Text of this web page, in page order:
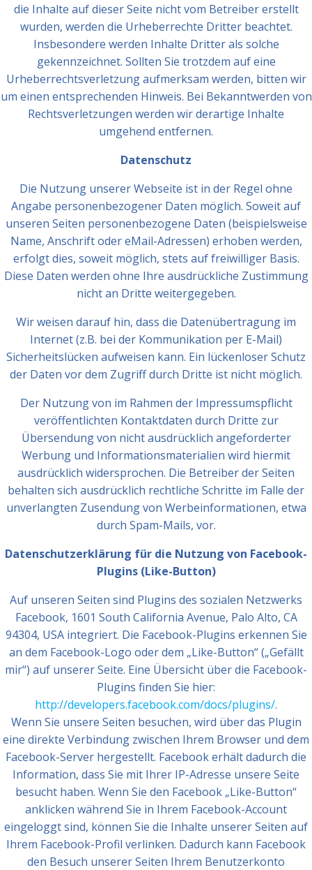
die Inhalte auf dieser Seite nicht vom Betreiber erstellt
wurden, werden die Urheberrechte Dritter beachtet.
Insbesondere werden Inhalte Dritter als solche
gekennzeichnet. Sollten Sie trotzdem auf eine
Urheberrechtsverletzung aufmerksam werden, bitten wir
um einen entsprechenden Hinweis. Bei Bekanntwerden von
Rechtsverletzungen werden wir derartige Inhalte
umgehend entfernen.
Datenschutz
Die Nutzung unserer Webseite ist in der Regel ohne
Angabe personenbezogener Daten möglich. Soweit auf
unseren Seiten personenbezogene Daten (beispielsweise
Name, Anschrift oder eMail-Adressen) erhoben werden,
erfolgt dies, soweit möglich, stets auf freiwilliger Basis.
Diese Daten werden ohne Ihre ausdrückliche Zustimmung
nicht an Dritte weitergegeben.
Wir weisen darauf hin, dass die Datenübertragung im
Internet (z.B. bei der Kommunikation per E-Mail)
Sicherheitslücken aufweisen kann. Ein lückenloser Schutz
der Daten vor dem Zugriff durch Dritte ist nicht möglich.
Der Nutzung von im Rahmen der Impressumspflicht
veröffentlichten Kontaktdaten durch Dritte zur
Übersendung von nicht ausdrücklich angeforderter
Werbung und Informationsmaterialien wird hiermit
ausdrücklich widersprochen. Die Betreiber der Seiten
behalten sich ausdrücklich rechtliche Schritte im Falle der
unverlangten Zusendung von Werbeinformationen, etwa
durch Spam-Mails, vor.
Datenschutzerklärung für die Nutzung von Facebook-
Plugins (Like-Button)
Auf unseren Seiten sind Plugins des sozialen Netzwerks
Facebook, 1601 South California Avenue, Palo Alto, CA
94304, USA integriert. Die Facebook-Plugins erkennen Sie
an dem Facebook-Logo oder dem „Like-Button“ („Gefällt
mir“) auf unserer Seite. Eine Übersicht über die Facebook-
Plugins finden Sie hier:
http://developers.facebook.com/docs/plugins/.
Wenn Sie unsere Seiten besuchen, wird über das Plugin
eine direkte Verbindung zwischen Ihrem Browser und dem
Facebook-Server hergestellt. Facebook erhält dadurch die
Information, dass Sie mit Ihrer IP-Adresse unsere Seite
besucht haben. Wenn Sie den Facebook „Like-Button“
anklicken während Sie in Ihrem Facebook-Account
eingeloggt sind, können Sie die Inhalte unserer Seiten auf
Ihrem Facebook-Profil verlinken. Dadurch kann Facebook
den Besuch unserer Seiten Ihrem Benutzerkonto